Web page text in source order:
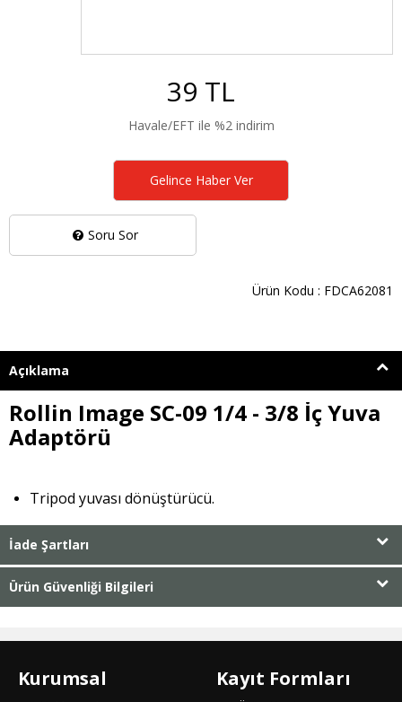
Soru Sor
39 TL
Havale/EFT ile %2 indirim
Ürün Kodu : FDCA62081
Gelince Haber Ver
Açıklama
Rollin Image SC-09 1/4 - 3/8 İç Yuva
Adaptörü
Tripod yuvası dönüştürücü.
İade Şartları
Ürün Güvenliği Bilgileri
Kurumsal Kayıt Formları